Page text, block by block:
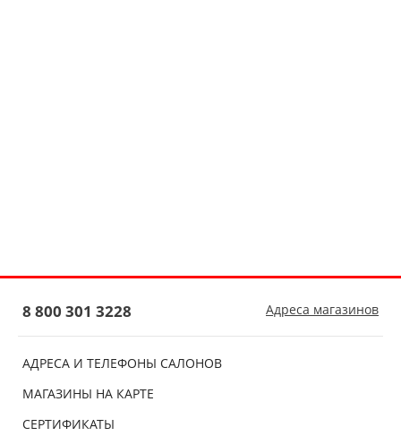
АДРЕСА И ТЕЛЕФОНЫ САЛОНОВ
МАГАЗИНЫ НА КАРТЕ
СЕРТИФИКАТЫ
8 800 301 3228 Адреса магазинов